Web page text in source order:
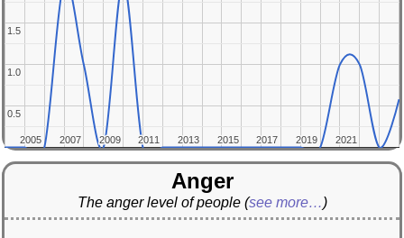
2005
2005 2007
2007 2009
2009 2011
2011 2013
2013 2015
2015 2017
2017 2019
2019 2021
2021
0.5
0.5
1.0
1.0
1.5
1.5
Anger
The anger level of people (see more…)